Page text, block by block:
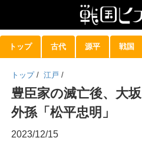
トップ 古代 源平 戦国
トップ / 江戸 /
豊臣家の滅亡後、大
外孫「松平忠明」
2023/12/15